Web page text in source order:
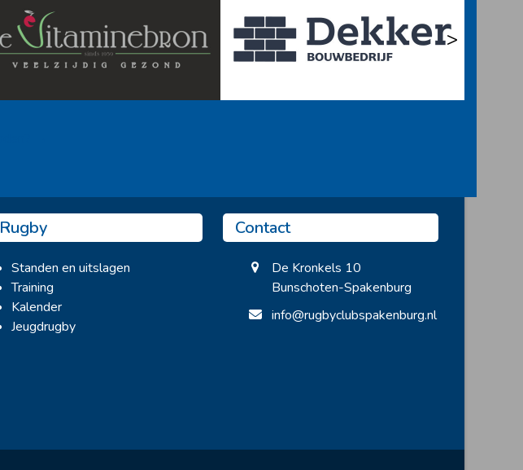
>
Rugby
Standen en uitslagen
Training
Kalender
Jeugdrugby
Contact
De Kronkels 10
Bunschoten-Spakenburg
info@rugbyclubspakenburg.nl